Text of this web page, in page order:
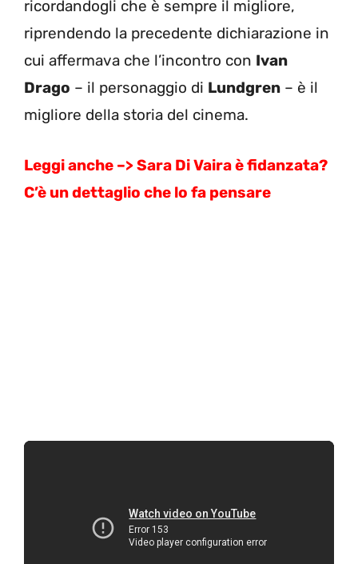
ricordandogli che è sempre il migliore,
riprendendo la precedente dichiarazione in
cui affermava che l’incontro con Ivan
Drago – il personaggio di Lundgren – è il
migliore della storia del cinema.
Leggi anche –> Sara Di Vaira è fidanzata?
C’è un dettaglio che lo fa pensare